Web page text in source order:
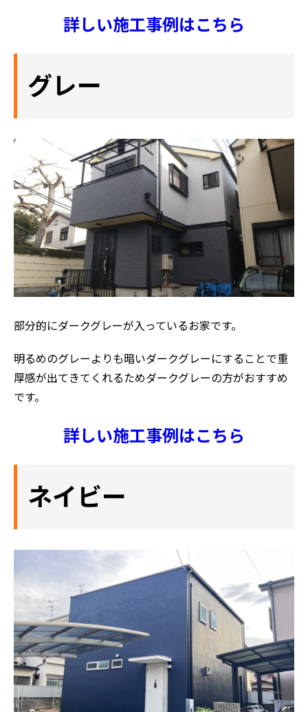
詳しい施工事例はこちら
グレー
部分的にダークグレーが入っているお家です。
明るめのグレーよりも暗いダークグレーにすることで重
厚感が出てきてくれるためダークグレーの方がおすすめ
です。
詳しい施工事例はこちら
ネイビー